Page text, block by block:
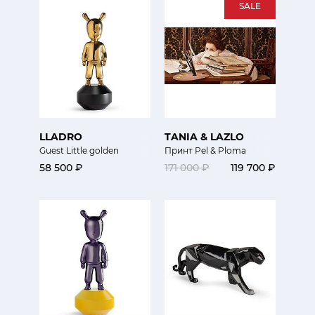
LLADRO
Guest Little golden
58 500 ₽
SALE
TANIA & LAZLO
Принт Pel & Ploma
171 000 ₽ 119 700 ₽